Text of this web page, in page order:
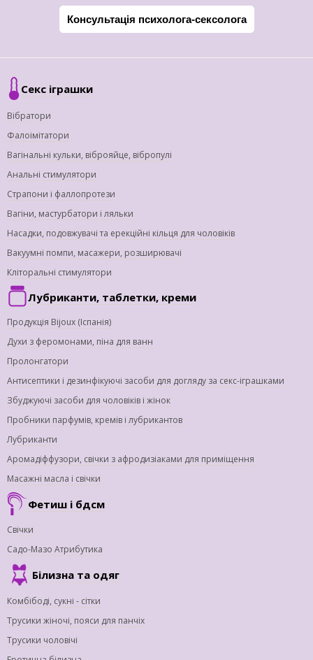
Консультація психолога-сексолога
Секс іграшки
Вібратори
Фалоімітатори
Вагінальні кульки, віброяйце, вібропулі
Анальні стимулятори
Страпони і фаллопротези
Вагіни, мастурбатори і ляльки
Насадки, подовжувачі та ерекційні кільця для чоловіків
Вакуумні помпи, масажери, розширювачі
Кліторальні стимулятори
Лубриканти, таблетки, креми
Продукція Bijoux (Іспанія)
Духи з феромонами, піна для ванн
Пролонгатори
Антисептики і дезинфікуючі засоби для догляду за секс-іграшками
Збуджуючі засоби для чоловіків і жінок
Пробники парфумів, кремів і лубрикантов
Лубриканти
Аромадіффузори, свічки з афродизіаками для приміщення
Масажні масла і свічки
Фетиш і бдсм
Свічки
Садо-Мазо Атрибутика
Білизна та одяг
Комбібоді, сукні - сітки
Трусики жіночі, пояси для панчіх
Трусики чоловічі